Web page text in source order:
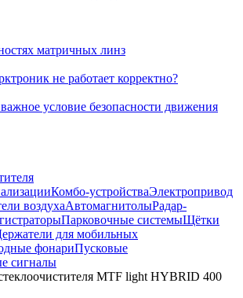
матричных линз
не работает корректно?
условие безопасности движения
Комбо-устройстваЭлектропривод
воздухаАвтомагнитолыРадар-
Парковочные системыЩётки
для мобильных
фонариПусковые
сигналы
MTF light HYBRID 400